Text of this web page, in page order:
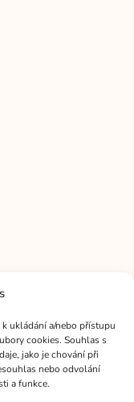
ukládání a/nebo přístupu
cookies. Souhlas s
jako je chování při
nebo odvolání
a funkce.